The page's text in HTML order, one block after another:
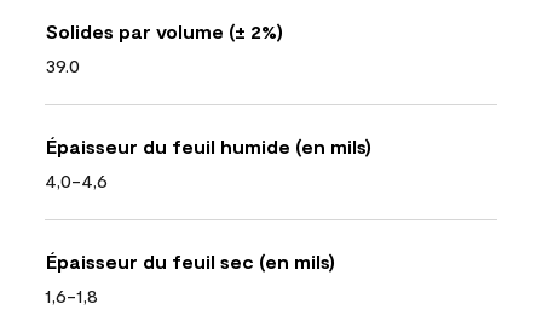
Solides par volume (± 2%)
39.0
Épaisseur du feuil humide (en mils)
4,0-4,6
Épaisseur du feuil sec (en mils)
1,6-1,8